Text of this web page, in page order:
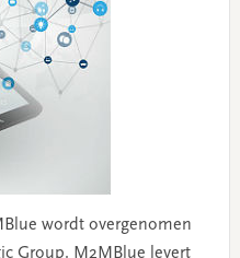
wordt overgenomen
Group. M2MBlue levert